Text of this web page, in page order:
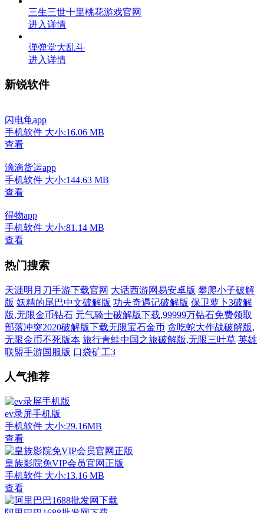
三生三世十里桃花游戏官网
进入详情
弹弹堂大乱斗
进入详情
新锐软件
闪电龟app
手机软件 大小:16.06 MB
查看
滴滴货运app
手机软件 大小:144.63 MB
查看
得物app
手机软件 大小:81.14 MB
查看
热门搜索
天涯明月刀手游下载官网 大话西游网易安卓版 攀爬小子破解
版 妖精的尾巴中文破解版 功夫奇遇记破解版 保卫萝卜3破解
版,无限金币钻石 元气骑士破解版下载,99999万钻石免费领取
部落冲突2020破解版下载无限宝石金币 贪吃蛇大作战破解版,
无限金币不死版本 旅行青蛙中国之旅破解版,无限三叶草 英雄
联盟手游国服版 口袋矿工3
人气推荐
ev录屏手机版
手机软件 大小:29.16MB
查看
皇族影院免VIP会员官网正版
手机软件 大小:13.16 MB
查看